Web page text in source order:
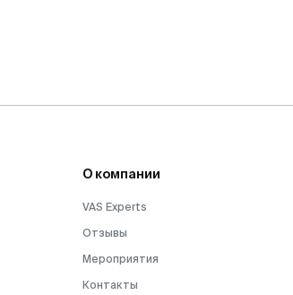
О компании
VAS Experts
Отзывы
Мероприятия
Контакты